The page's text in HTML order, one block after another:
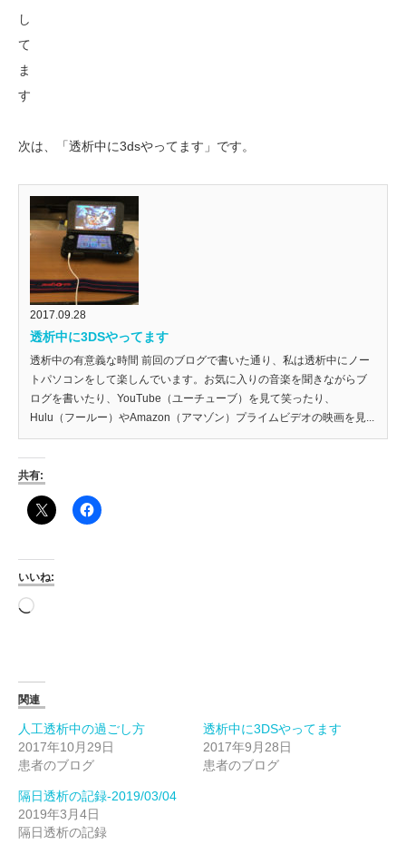
次は、「透析中に3dsやってます」です。
2017.09.28
透析中に3DSやってます
透析中の有意義な時間 前回のブログで書いた通り、私は透析中にノー
トパソコンをして楽しんでいます。お気に入りの音楽を聞きながらブ
ログを書いたり、YouTube（ユーチューブ）を見て笑ったり、
Hulu（フールー）やAmazon（アマゾン）プライムビデオの映画を見...
共有:
いいね:
読
関連
人工透析中の過ごし方
2017年10月29日
患者のブログ
透析中に3DSやってます
2017年9月28日
患者のブログ
隔日透析の記録-2019/03/04
2019年3月4日
隔日透析の記録